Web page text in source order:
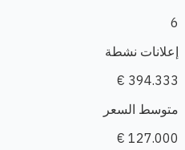
6
إعلانات نشطة
394.333 €
متوسط السعر
127.000 €